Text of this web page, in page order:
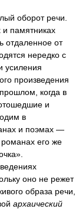
оборот речи.
памятниках
отдаленное от
нередко с
усиления
произведения
когда в
и
в
и поэмах —
его же
оно не режет
образа речи,
архаический